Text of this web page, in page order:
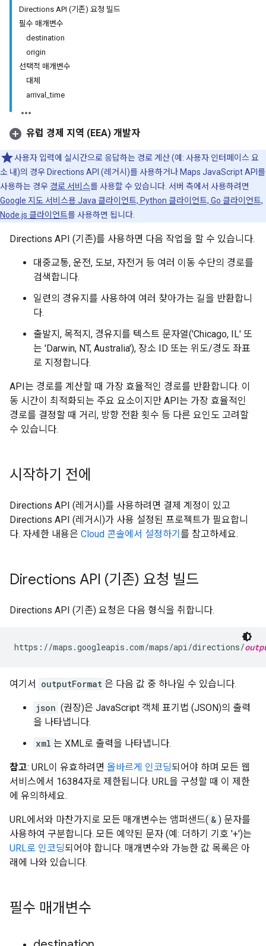
Directions API (기존) 요청 빌드
필수 매개변수
destination
origin
선택적 매개변수
대체
arrival_time
유럽 경제 지역 (EEA) 개발자
사용자 입력에 실시간으로 응답하는 경로 계산 (예: 사용자 인터페이스 요
소 내)의 경우 Directions API (레거시)를 사용하거나 Maps JavaScript API를
사용하는 경우 경로 서비스를 사용할 수 있습니다. 서버 측에서 사용하려면
Google 지도 서비스용 Java 클라이언트, Python 클라이언트, Go 클라이언트,
Node.js 클라이언트를 사용하면 됩니다.
Directions API (기존)를 사용하면 다음 작업을 할 수 있습니다.
대중교통, 운전, 도보, 자전거 등 여러 이동 수단의 경로를
검색합니다.
일련의 경유지를 사용하여 여러 찾아가는 길을 반환합니
다.
출발지, 목적지, 경유지를 텍스트 문자열('Chicago, IL' 또
는 'Darwin, NT, Australia'), 장소 ID 또는 위도/경도 좌표
로 지정합니다.
API는 경로를 계산할 때 가장 효율적인 경로를 반환합니다. 이
동 시간이 최적화되는 주요 요소이지만 API는 가장 효율적인
경로를 결정할 때 거리, 방향 전환 횟수 등 다른 요인도 고려할
수 있습니다.
시작하기 전에
Directions API (레거시)를 사용하려면 결제 계정이 있고
Directions API (레거시)가 사용 설정된 프로젝트가 필요합니
다. 자세한 내용은 Cloud 콘솔에서 설정하기 를 참고하세요.
Directions API (기존) 요청 빌드
Directions API (기존) 요청은 다음 형식을 취합니다.
https://maps.googleapis.com/maps/api/directions/
여기서 outputFormat 은 다음 값 중 하나일 수 있습니다.
json (권장)은 JavaScript 객체 표기법 (JSON)의 출력
을 나타냅니다.
xml 는 XML로 출력을 나타냅니다.
참고: URL이 유효하려면 올바르게 인코딩되어야 하며 모든 웹
서비스에서 16384자로 제한됩니다. URL을 구성할 때 이 제한
에 유의하세요.
URL에서와 마찬가지로 모든 매개변수는 앰퍼샌드( & ) 문자를
사용하여 구분합니다. 모든 예약된 문자 (예: 더하기 기호 '+')는
URL로 인코딩되어야 합니다. 매개변수와 가능한 값 목록은 아
래에 나와 있습니다.
필수 매개변수